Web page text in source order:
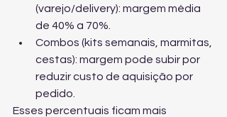
(varejo/delivery): margem média
de 40% a 70%.
Combos (kits semanais, marmitas,
cestas): margem pode subir por
reduzir custo de aquisição por
pedido.
Esses percentuais ficam mais